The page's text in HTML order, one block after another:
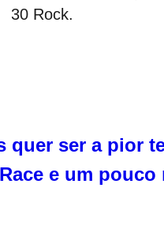
30 Rock.
quer ser a pior
e um pouco